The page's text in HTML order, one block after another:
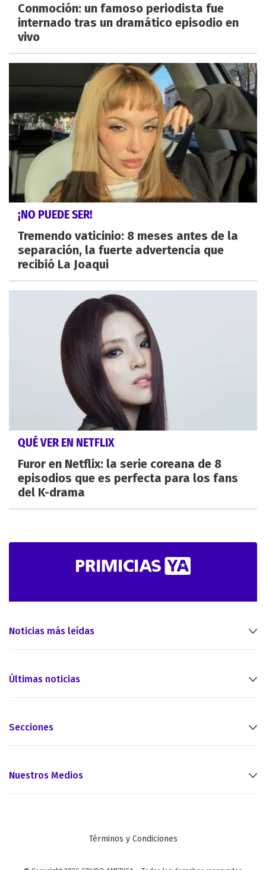
Conmoción: un famoso periodista fue
internado tras un dramático episodio en
vivo
¡NO PUEDE SER!
Tremendo vaticinio: 8 meses antes de la
separación, la fuerte advertencia que
recibió La Joaqui
QUÉ VER EN NETFLIX
Furor en Netflix: la serie coreana de 8
episodios que es perfecta para los fans
del K-drama
Noticias más leídas
Últimas noticias
Secciones
Nuestros Medios
Términos y Condiciones